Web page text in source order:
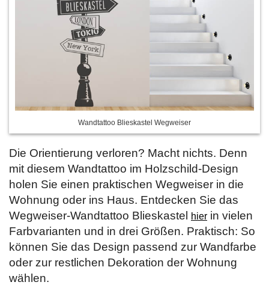
Wandtattoo Blieskastel Wegweiser
Die Orientierung verloren? Macht nichts. Denn
mit diesem Wandtattoo im Holzschild-Design
holen Sie einen praktischen Wegweiser in die
Wohnung oder ins Haus. Entdecken Sie das
Wegweiser-Wandtattoo Blieskastel hier in vielen
Farbvarianten und in drei Größen. Praktisch: So
können Sie das Design passend zur Wandfarbe
oder zur restlichen Dekoration der Wohnung
wählen.